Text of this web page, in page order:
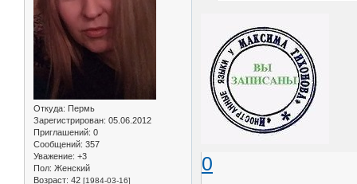
Откуда: Пермь
Зарегистрирован: 05.06.2012
Приглашений: 0
Сообщений: 357
Уважение: +3
Пол: Женский
Возраст: 42 [1984-03-16]
0